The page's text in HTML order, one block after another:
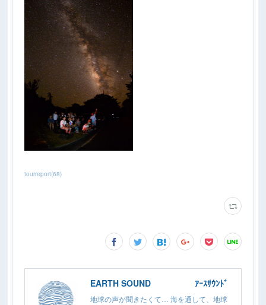
tourreport(68)
EARTH SOUND ｱｰｽｻｳﾝﾄﾞ
地球の声が聞きたくて… 海を通して、地球